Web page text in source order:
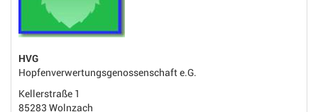
HVG
Hopfenverwertungsgenossenschaft e.G.
Kellerstraße 1
85283 Wolnzach